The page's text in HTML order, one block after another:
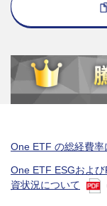
One ETF の総経費率
One ETF ESGおよ
資状況について